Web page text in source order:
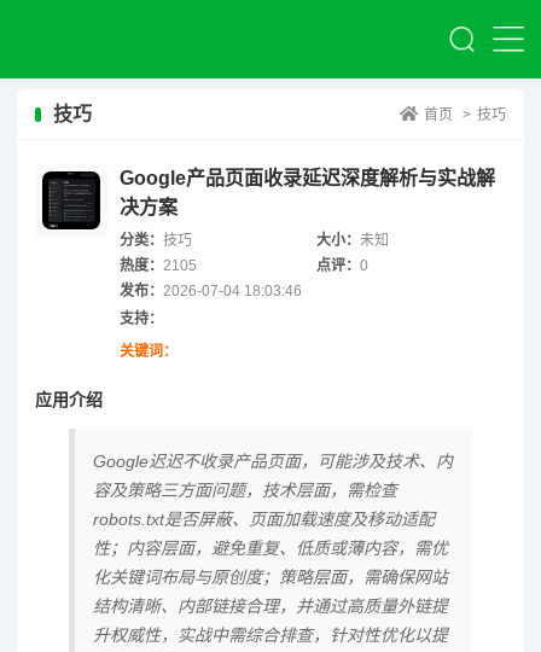
技巧 首页 > 技巧
Google产品页面收录延迟深度解析与实战解
决方案
分类： 技巧 大小：未知
热度： 2105 点评：0
发布： 2026-07-04 18:03:46
支持：
关键词：
应用介绍
Google迟迟不收录产品页面，可能涉及技术、内
容及策略三方面问题，技术层面，需检查
robots.txt是否屏蔽、页面加载速度及移动适配
性；内容层面，避免重复、低质或薄内容，需优
化关键词布局与原创度；策略层面，需确保网站
结构清晰、内部链接合理，并通过高质量外链提
升权威性，实战中需综合排查，针对性优化以提